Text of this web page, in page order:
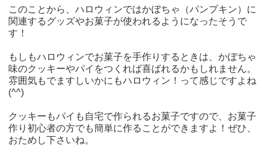
このことから、ハロウィンではかぼちゃ（パンプキン）に
関連するグッズやお菓子が使われるようになったそうで
す！
もしもハロウィンでお菓子を手作りするときは、かぼちゃ
味のクッキーやパイをつくれば喜ばれるかもしれません。
雰囲気もでますしいかにもハロウィン！って感じですよね
(^^)
クッキーもパイも自宅で作られるお菓子ですので、お菓子
作り初心者の方でも簡単に作ることができますよ！ぜひ、
おためし下さいね。